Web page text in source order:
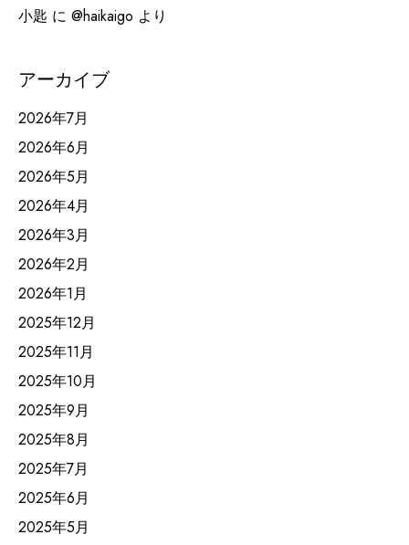
小匙 に @haikaigo より
アーカイブ
2026年7月
2026年6月
2026年5月
2026年4月
2026年3月
2026年2月
2026年1月
2025年12月
2025年11月
2025年10月
2025年9月
2025年8月
2025年7月
2025年6月
2025年5月